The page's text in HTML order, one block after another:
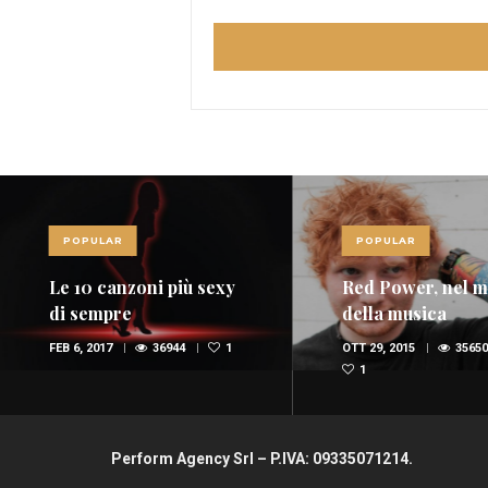
POPULAR
Le 10 canzoni più sexy
di sempre
FEB 6, 2017 36944 1
POPULAR
Red Power, nel
della musica
spopolano i rossi
(FOTO E VIDEO)
OTT 29, 2015
35650
1
Perform Agency Srl – P.IVA: 09335071214.